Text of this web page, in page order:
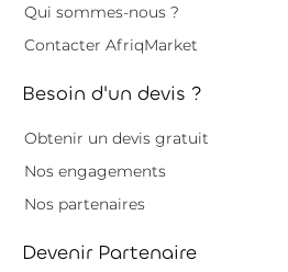
Qui sommes-nous ?
Contacter AfriqMarket
Besoin d'un devis ?
Obtenir un devis gratuit
Nos engagements
Nos partenaires
Devenir Partenaire